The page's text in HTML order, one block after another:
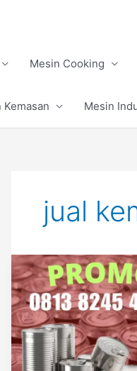
Mesin Cooking
Kemasan Mesin
jual
Jual
Kemasan
Kaleng
Harga
Terbaik
dan